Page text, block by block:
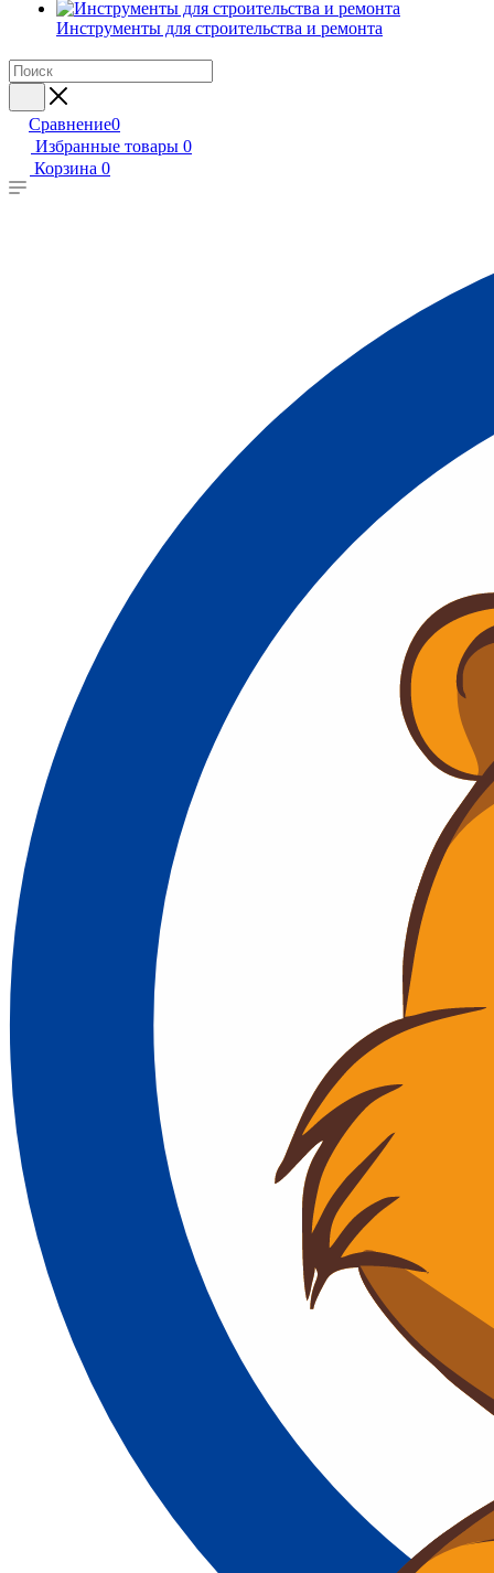
Инструменты для строительства и ремонта
Сравнение0
Избранные товары 0
Корзина 0